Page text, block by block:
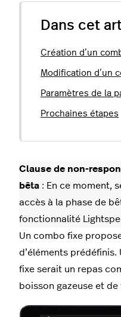
Dans cet
Création d’un
Modification d’un
Paramètres de la
Prochaines étapes
Clause de non-
bêta : En ce moment,
accès à la phase de
fonctionnalité
Un combo fixe
d’éléments
fixe serait un repas
boisson gazeuse et de